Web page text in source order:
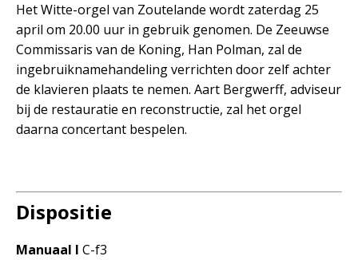
Het Witte-orgel van Zoutelande wordt zaterdag 25
april om 20.00 uur in gebruik genomen. De Zeeuwse
Commissaris van de Koning, Han Polman, zal de
ingebruiknamehandeling verrichten door zelf achter
de klavieren plaats te nemen. Aart Bergwerff, adviseur
bij de restauratie en reconstructie, zal het orgel
daarna concertant bespelen.
Dispositie
Manuaal I C-f3